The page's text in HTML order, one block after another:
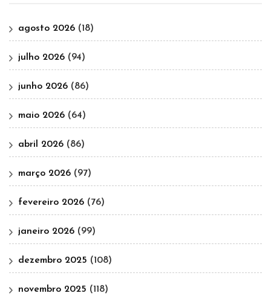
agosto 2026 (18)
julho 2026 (94)
junho 2026 (86)
maio 2026 (64)
abril 2026 (86)
março 2026 (97)
fevereiro 2026 (76)
janeiro 2026 (99)
dezembro 2025 (108)
novembro 2025 (118)